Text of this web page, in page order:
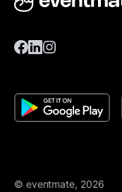
© eventmate, 2026